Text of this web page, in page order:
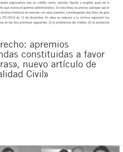
apremios
constituidas a favor
nuevo artículo de
Civil»